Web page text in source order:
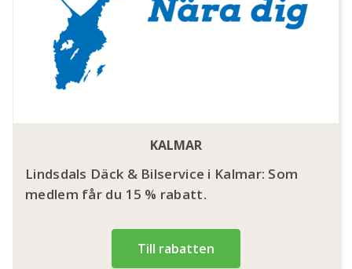
KALMAR
Lindsdals Däck & Bilservice i Kalmar: Som
medlem får du 15 % rabatt.
Till rabatten